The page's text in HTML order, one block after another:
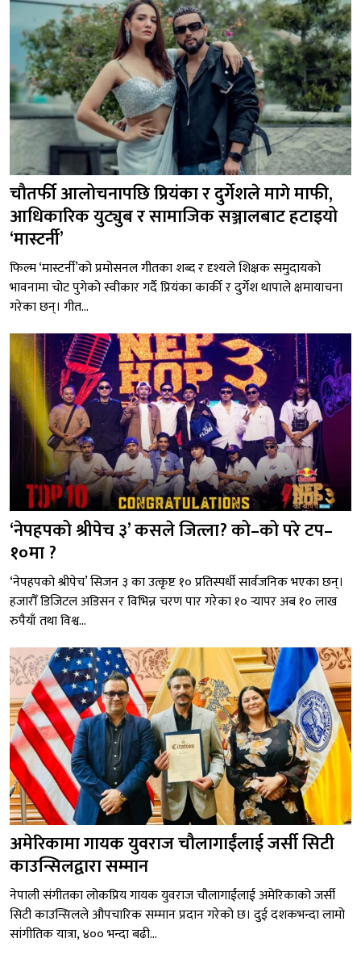
चौतर्फी आलोचनापछि प्रियंका र दुर्गेशले मागे माफी,
आधिकारिक युट्युब र सामाजिक सञ्जालबाट हटाइयो
‘मास्टर्नी’
फिल्म ‘मास्टर्नी’को प्रमोसनल गीतका शब्द र दृश्यले शिक्षक समुदायको
भावनामा चोट पुगेको स्वीकार गर्दै प्रियंका कार्की र दुर्गेश थापाले क्षमायाचना
गरेका छन्। गीत...
‘नेपहपको श्रीपेच ३’ कसले जित्ला? को–को परे टप–
१०मा ?
‘नेपहपको श्रीपेच’ सिजन ३ का उत्कृष्ट १० प्रतिस्पर्धी सार्वजनिक भएका छन्।
हजारौँ डिजिटल अडिसन र विभिन्न चरण पार गरेका १० र्‍यापर अब १० लाख
रुपैयाँ तथा विश्व...
अमेरिकामा गायक युवराज चौलागाईंलाई जर्सी सिटी
काउन्सिलद्वारा सम्मान
नेपाली संगीतका लोकप्रिय गायक युवराज चौलागाईंलाई अमेरिकाको जर्सी
सिटी काउन्सिलले औपचारिक सम्मान प्रदान गरेको छ। दुई दशकभन्दा लामो
सांगीतिक यात्रा, ४०० भन्दा बढी...